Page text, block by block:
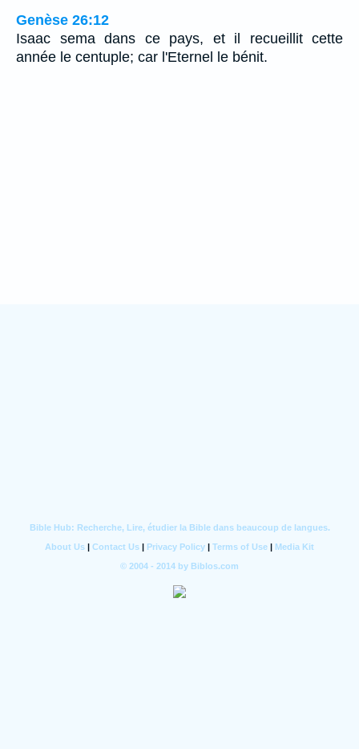
Genèse 26:12
Isaac sema dans ce pays, et il recueillit cette
année le centuple; car l'Eternel le bénit.